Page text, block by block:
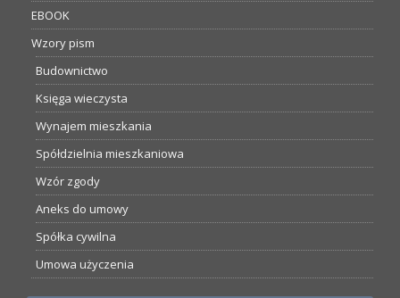
EBOOK
Wzory pism
Budownictwo
Księga wieczysta
Wynajem mieszkania
Spółdzielnia mieszkaniowa
Wzór zgody
Aneks do umowy
Spółka cywilna
Umowa użyczenia